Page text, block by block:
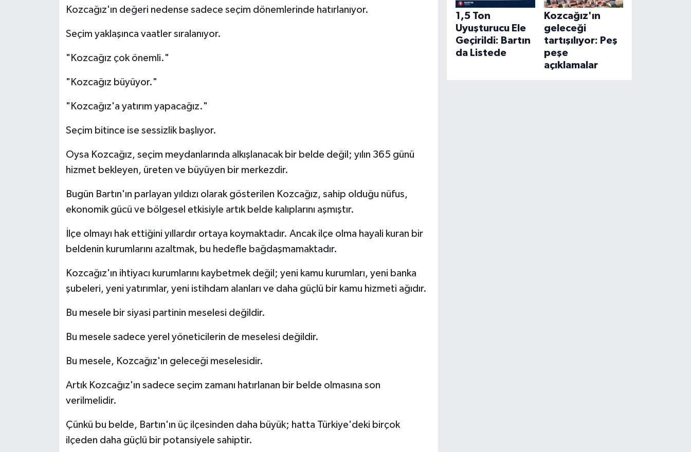
Kozcağız'ın değeri nedense sadece seçim dönemlerinde hatırlanıyor.
Seçim yaklaşınca vaatler sıralanıyor.
"Kozcağız çok önemli."
"Kozcağız büyüyor."
"Kozcağız'a yatırım yapacağız."
Seçim bitince ise sessizlik başlıyor.
Oysa Kozcağız, seçim meydanlarında alkışlanacak bir belde değil; yılın 365 günü
hizmet bekleyen, üreten ve büyüyen bir merkezdir.
Bugün Bartın'ın parlayan yıldızı olarak gösterilen Kozcağız, sahip olduğu nüfus,
ekonomik gücü ve bölgesel etkisiyle artık belde kalıplarını aşmıştır.
İlçe olmayı hak ettiğini yıllardır ortaya koymaktadır. Ancak ilçe olma hayali kuran bir
beldenin kurumlarını azaltmak, bu hedefle bağdaşmamaktadır.
Kozcağız'ın ihtiyacı kurumlarını kaybetmek değil; yeni kamu kurumları, yeni banka
şubeleri, yeni yatırımlar, yeni istihdam alanları ve daha güçlü bir kamu hizmeti ağıdır.
Bu mesele bir siyasi partinin meselesi değildir.
Bu mesele sadece yerel yöneticilerin de meselesi değildir.
Bu mesele, Kozcağız'ın geleceği meselesidir.
Artık Kozcağız'ın sadece seçim zamanı hatırlanan bir belde olmasına son
verilmelidir.
Çünkü bu belde, Bartın'ın üç ilçesinden daha büyük; hatta Türkiye'deki birçok
ilçeden daha güçlü bir potansiyele sahiptir.
1,5 Ton
Uyuşturucu Ele
Geçirildi: Bartın
da Listede
Kozcağız'ın
geleceği
tartışılıyor: Peş
peşe
açıklamalar